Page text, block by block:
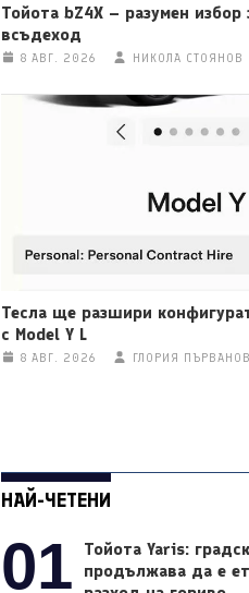
Тойота bZ4X – разумен избор
всъдеход
8 АВГ. 2026 НИКОЛА СТОЯНОВ
Тесла ще разшири
с Model Y L
8 АВГ. 2026 ГЛОРИЯ
НАЙ-ЧЕТЕНИ
01
Тойота Yaris:
продължава да е